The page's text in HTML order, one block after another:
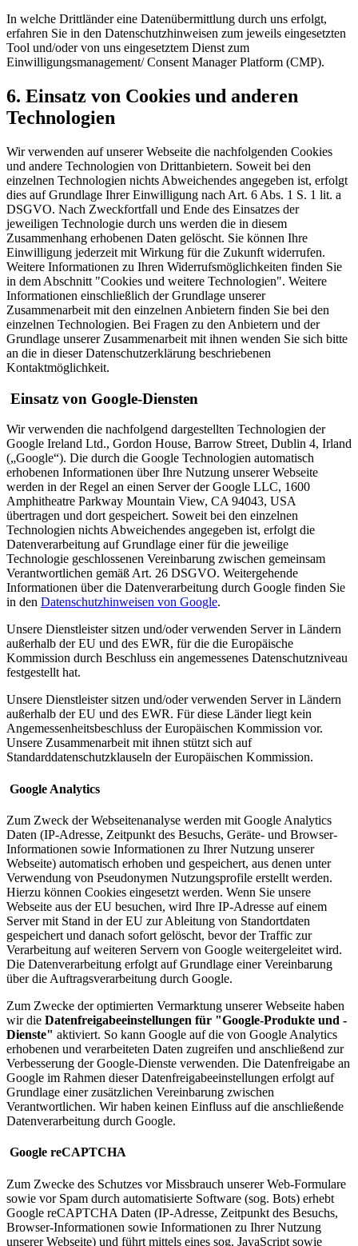
In welche Drittländer eine Datenübermittlung durch uns erfolgt,
erfahren Sie in den Datenschutzhinweisen zum jeweils eingesetzten
Tool und/oder von uns eingesetztem Dienst zum
Einwilligungsmanagement/ Consent Manager Platform (CMP).
6. Einsatz von Cookies und anderen
Technologien
Wir verwenden auf unserer Webseite die nachfolgenden Cookies
und andere Technologien von Drittanbietern. Soweit bei den
einzelnen Technologien nichts Abweichendes angegeben ist, erfolgt
dies auf Grundlage Ihrer Einwilligung nach Art. 6 Abs. 1 S. 1 lit. a
DSGVO. Nach Zweckfortfall und Ende des Einsatzes der
jeweiligen Technologie durch uns werden die in diesem
Zusammenhang erhobenen Daten gelöscht. Sie können Ihre
Einwilligung jederzeit mit Wirkung für die Zukunft widerrufen.
Weitere Informationen zu Ihren Widerrufsmöglichkeiten finden Sie
in dem Abschnitt "Cookies und weitere Technologien". Weitere
Informationen einschließlich der Grundlage unserer
Zusammenarbeit mit den einzelnen Anbietern finden Sie bei den
einzelnen Technologien. Bei Fragen zu den Anbietern und der
Grundlage unserer Zusammenarbeit mit ihnen wenden Sie sich bitte
an die in dieser Datenschutzerklärung beschriebenen
Kontaktmöglichkeit.
Einsatz von Google-Diensten
Wir verwenden die nachfolgend dargestellten Technologien der
Google Ireland Ltd., Gordon House, Barrow Street, Dublin 4, Irland
(„Google“). Die durch die Google Technologien automatisch
erhobenen Informationen über Ihre Nutzung unserer Webseite
werden in der Regel an einen Server der Google LLC, 1600
Amphitheatre Parkway Mountain View, CA 94043, USA
übertragen und dort gespeichert. Soweit bei den einzelnen
Technologien nichts Abweichendes angegeben ist, erfolgt die
Datenverarbeitung auf Grundlage einer für die jeweilige
Technologie geschlossenen Vereinbarung zwischen gemeinsam
Verantwortlichen gemäß Art. 26 DSGVO. Weitergehende
Informationen über die Datenverarbeitung durch Google finden Sie
in den Datenschutzhinweisen von Google.
Unsere Dienstleister sitzen und/oder verwenden Server in Ländern
außerhalb der EU und des EWR, für die die Europäische
Kommission durch Beschluss ein angemessenes Datenschutzniveau
festgestellt hat.
Unsere Dienstleister sitzen und/oder verwenden Server in Ländern
außerhalb der EU und des EWR. Für diese Länder liegt kein
Angemessenheitsbeschluss der Europäischen Kommission vor.
Unsere Zusammenarbeit mit ihnen stützt sich auf
Standarddatenschutzklauseln der Europäischen Kommission.
Google Analytics
Zum Zweck der Webseitenanalyse werden mit Google Analytics
Daten (IP-Adresse, Zeitpunkt des Besuchs, Geräte- und Browser-
Informationen sowie Informationen zu Ihrer Nutzung unserer
Webseite) automatisch erhoben und gespeichert, aus denen unter
Verwendung von Pseudonymen Nutzungsprofile erstellt werden.
Hierzu können Cookies eingesetzt werden. Wenn Sie unsere
Webseite aus der EU besuchen, wird Ihre IP-Adresse auf einem
Server mit Stand in der EU zur Ableitung von Standortdaten
gespeichert und danach sofort gelöscht, bevor der Traffic zur
Verarbeitung auf weiteren Servern von Google weitergeleitet wird.
Die Datenverarbeitung erfolgt auf Grundlage einer Vereinbarung
über die Auftragsverarbeitung durch Google.
Zum Zwecke der optimierten Vermarktung unserer Webseite haben
wir die Datenfreigabeeinstellungen für "Google-Produkte und -
Dienste" aktiviert. So kann Google auf die von Google Analytics
erhobenen und verarbeiteten Daten zugreifen und anschließend zur
Verbesserung der Google-Dienste verwenden. Die Datenfreigabe an
Google im Rahmen dieser Datenfreigabeeinstellungen erfolgt auf
Grundlage einer zusätzlichen Vereinbarung zwischen
Verantwortlichen. Wir haben keinen Einfluss auf die anschließende
Datenverarbeitung durch Google.
Google reCAPTCHA
Zum Zwecke des Schutzes vor Missbrauch unserer Web-Formulare
sowie vor Spam durch automatisierte Software (sog. Bots) erhebt
Google reCAPTCHA Daten (IP-Adresse, Zeitpunkt des Besuchs,
Browser-Informationen sowie Informationen zu Ihrer Nutzung
unserer Webseite) und führt mittels eines sog. JavaScript sowie